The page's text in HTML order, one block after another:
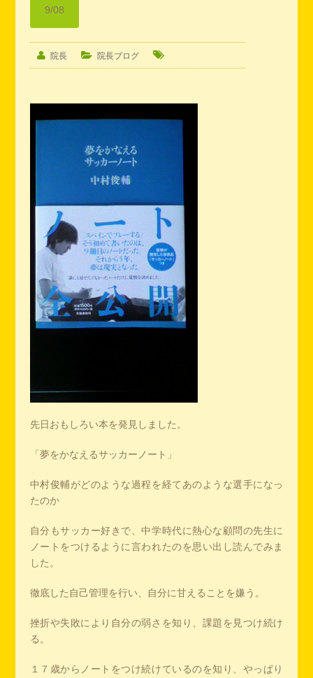
9/08
院長 院長ブログ
先日おもしろい本を発見しました。
「夢をかなえるサッカーノート」
中村俊輔がどのような過程を経てあのような選手になっ
たのか
自分もサッカー好きで、中学時代に熱心な顧問の先生に
ノートをつけるように言われたのを思い出し読んでみま
した。
徹底した自己管理を行い、自分に甘えることを嫌う。
挫折や失敗により自分の弱さを知り、課題を見つけ続け
る。
１７歳からノートをつけ続けているのを知り、やっぱり